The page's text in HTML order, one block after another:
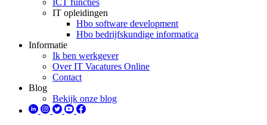
ICT functies
IT opleidingen
Hbo software development
Hbo bedrijfskundige informatica
Informatie
Ik ben werkgever
Over IT Vacatures Online
Contact
Blog
Bekijk onze blog